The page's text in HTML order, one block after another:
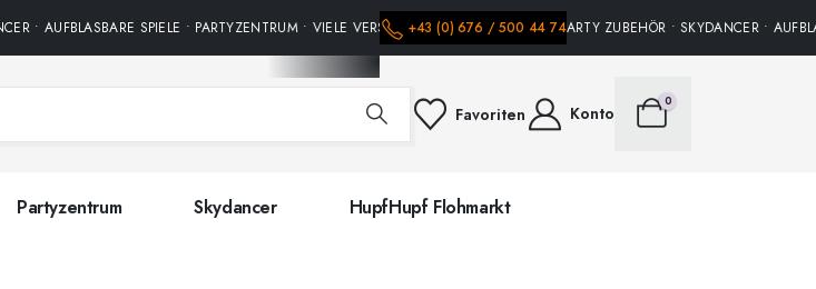
• AUFBLASBARE SPIELE • PARTYZENTRUM • VIELE VERSCHIEDENE HÜPFBURGEN • PARTY ZUBEHÖR • SKYDANCER •
+43 (0) 676 / 500 44 74
Favoriten Konto
0
Partyzentrum Skydancer HupfHupf Flohmarkt